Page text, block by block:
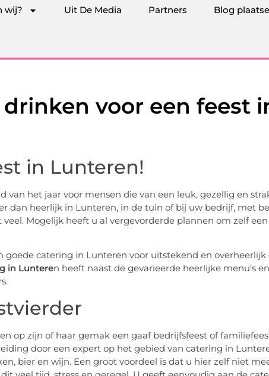
wij? Uit De Media Partners Blog
voor een feest
in Lunteren!
van het jaar voor mensen die van een leuk, gezellig en
dan heerlijk in Lunteren, in de tuin of bij uw bedrijf, met
Mogelijk heeft u al vergevorderde plannen om zelf
catering in Lunteren voor uitstekend en overheerlijk
in Lunteren heeft naast de gevarieerde heerlijke menu’s
op zijn of haar gemak een gaaf bedrijfsfeest of
door een expert op het gebied van catering in
bier en wijn. Een groot voordeel is dat u hier zelf niet